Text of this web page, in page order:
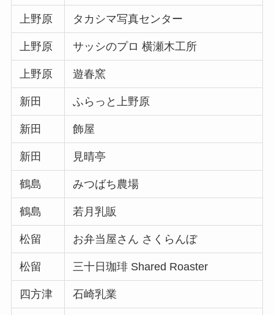
上野原 タカシマ写真センター
上野原 サッシのプロ 横瀬木工所
上野原 遊春窯
新田 ふらっと上野原
新田 飾屋
新田 見晴亭
鶴島 みつばち農場
鶴島 若月乳販
松留 お弁当屋さん さくらんぼ
松留 三十日珈琲 Shared Roaster
四方津 石崎乳業